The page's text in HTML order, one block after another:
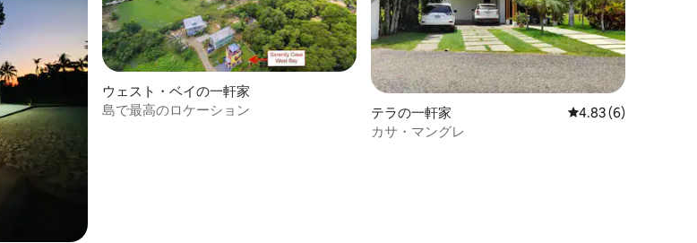
ウェスト・ベイの一軒家
島で最高のロケーション
テラの一軒家 レビュー6件、5つ星
4.83 (6)
カサ・マングレ